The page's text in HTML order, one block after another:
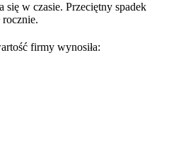
się w czasie. Przeciętny spadek
firmy wynosiła: